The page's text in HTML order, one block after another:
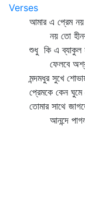
Verses
আমার এ প্রেম নয়
নয় তো
শুধু কি এ ব্যাকুল
ফেলবে
মন্দমধুর সুখে
প্রেমকে কেন ঘুমে
তোমার সাথে
আনন্দে
নাচো যখন
তীব্র
পালায়
সেই
প্রেম যেন